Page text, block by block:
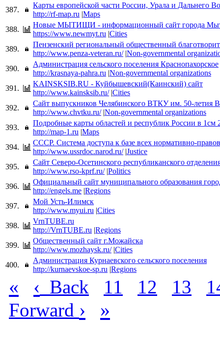
387.
Карты европейской части России, Урала и Дальнего
http://rf-map.ru |Maps
388.
Новые МЫТИЩИ - информационный сайт города
https://www.newmyt.ru |Cities
389.
Пензенский региональный общественный
http://www.penza-veteran.ru/ |Non-governmental
390.
Администрация сельского поселения Краснопахорское
http://krasnaya-pahra.ru |Non-governmental organizations
391.
KAINSKSIB.RU - Куйбышевский(Каинский) сайт
http://www.kainsksib.ru/ |Cities
392.
Сайт выпускников Челябинского ВТКУ им. 50-летия
http://www.chvtku.ru/ |Non-governmental organizations
393.
Подробные карты областей и республик России в 1см
http://map-1.ru |Maps
394.
СССР. Система доступа к базе всех нормативно-
http://www.ussrdoc.narod.ru/ |Justice
395.
Сайт Северо-Осетинского республиканского
http://www.rso-kprf.ru/ |Politics
396.
Официальный сайт муниципального образования
http://engels.me |Regions
397.
Мой Усть-Илимск
http://www.myui.ru |Cities
398.
VrnTUBE.ru
http://VrnTUBE.ru |Regions
399.
Общественный сайт г.Можайска
http://www.mozhaysk.ru/ |Cities
400.
Администрация Курнаевского сельского поселения
http://kurnaevskoe-sp.ru |Regions
« ‹ Back 11 12 13
Forward › »